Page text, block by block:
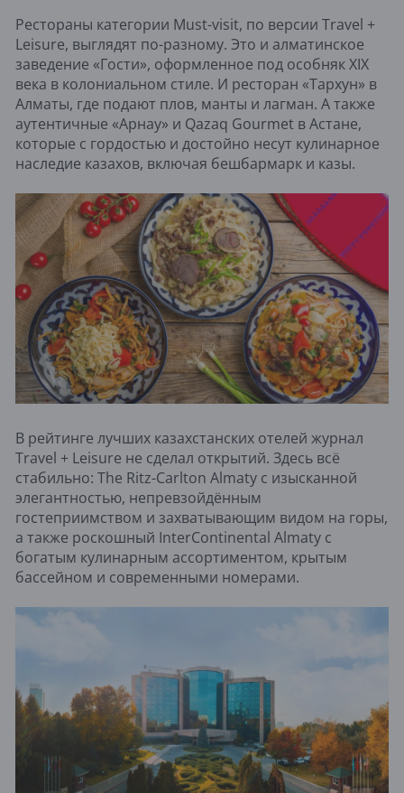
Рестораны категории Must-visit, по версии Travel +
Leisure, выглядят по-разному. Это и алматинское
заведение «Гости», оформленное под особняк XIX
века в колониальном стиле. И ресторан «Тархун» в
Алматы, где подают плов, манты и лагман. А также
аутентичные «Арнау» и Qazaq Gourmet в Астане,
которые с гордостью и достойно несут кулинарное
наследие казахов, включая бешбармарк и казы.
В рейтинге лучших казахстанских отелей журнал
Travel + Leisure не сделал открытий. Здесь всё
стабильно: The Ritz-Carlton Almaty с изысканной
элегантностью, непревзойдённым
гостеприимством и захватывающим видом на горы,
а также роскошный InterContinental Almaty с
богатым кулинарным ассортиментом, крытым
бассейном и современными номерами.